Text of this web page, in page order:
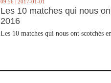
09:56 | 2017-01-01
Les 10 matches qui nous
2016
Les 10 matches qui nous ont scotchés